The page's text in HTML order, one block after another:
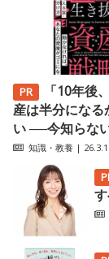
「10年後
産は半分になる
い ──今知らな
知識・教養 |